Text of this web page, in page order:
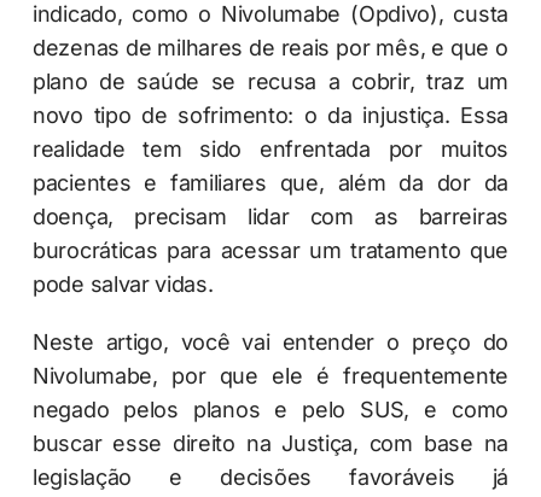
indicado, como o Nivolumabe (Opdivo), custa
dezenas de milhares de reais por mês, e que o
plano de saúde se recusa a cobrir, traz um
novo tipo de sofrimento: o da injustiça. Essa
realidade tem sido enfrentada por muitos
pacientes e familiares que, além da dor da
doença, precisam lidar com as barreiras
burocráticas para acessar um tratamento que
pode salvar vidas.
Neste artigo, você vai entender o preço do
Nivolumabe, por que ele é frequentemente
negado pelos planos e pelo SUS, e como
buscar esse direito na Justiça, com base na
legislação e decisões favoráveis já